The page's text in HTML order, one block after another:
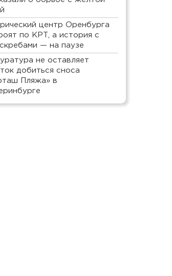
центр Оренбурга
по КРТ, а история с
— на паузе
не оставляет
добиться сноса
Пляжа» в